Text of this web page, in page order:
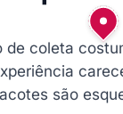
de coleta
são